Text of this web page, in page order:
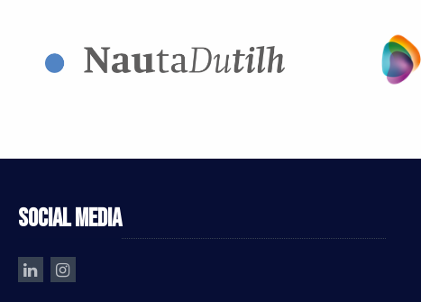
Social media